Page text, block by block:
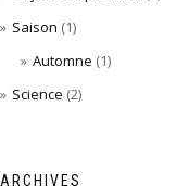
Saison (1)
Automne (1)
Science (2)
ARCHIVES